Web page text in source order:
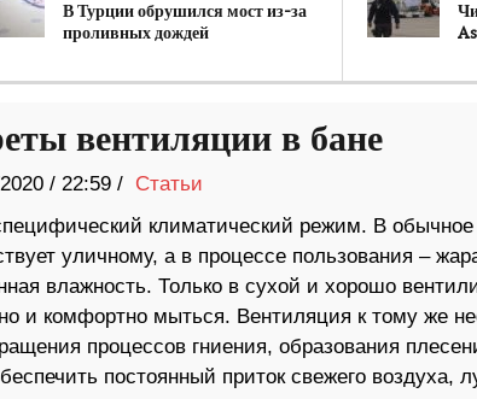
В Турции обрушился мост из-за
проливных дождей
вентиляции в бане
/ 22:59 / Статьи
климатический режим. В
уличному, а в процессе пользования –
влажность. Только в сухой и хорошо
и комфортно мыться. Вентиляция к тому же
процессов гниения, образования
постоянный приток свежего воздуха,